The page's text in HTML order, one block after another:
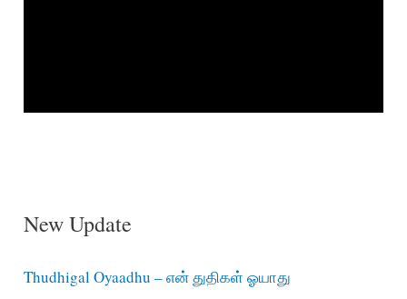
New Update
Thudhigal Oyaadhu – என் துதிகள் ஓயாது